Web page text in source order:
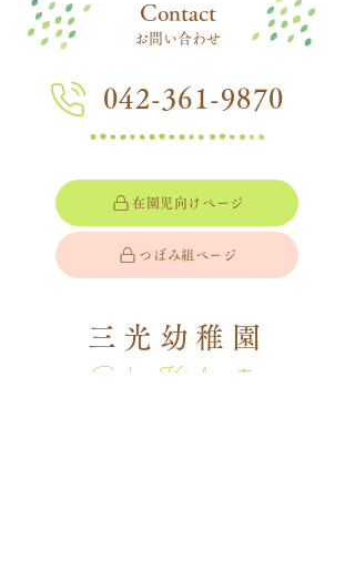
​Contact
お問い合わせ
042-361-9870
在園児向けページ
つぼみ組ページ
三光幼稚園
Sankou Kindergarten